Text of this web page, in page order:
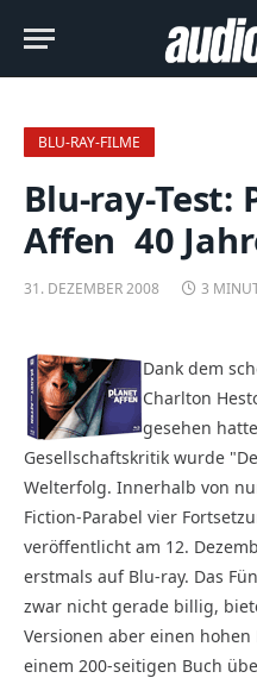
BLU-RAY-FILME
Blu-ray-Test:
Affen  40
31. DEZEMBER 2008 3
Dank dem
Charlton
gesehen
Gesellschaftskritik wurde
Welterfolg. Innerhalb von
Fiction-Parabel vier
veröffentlicht am 12.
erstmals auf Blu-ray. Das
zwar nicht gerade billig,
Versionen aber einen
einem 200-seitigen Buch